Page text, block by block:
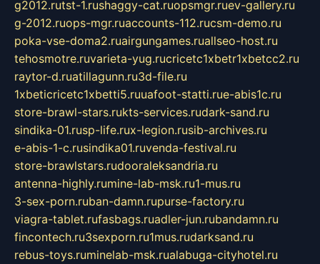
g2012.rutst-1.rushaggy-cat.ruopsmgr.ruev-gallery.ru
g-2012.ruops-mgr.ruaccounts-112.rucsm-demo.ru
poka-vse-doma2.ruairgungames.ruallseo-host.ru
tehosmotre.ruvarieta-yug.rucricetc1xbetr1xbetcc2.ru
raytor-d.ruatillagunn.ru3d-file.ru
1xbeticricetc1xbetti5.ruuafoot-statti.rue-abis1c.ru
store-brawl-stars.rukts-services.rudark-sand.ru
sindika-01.rusp-life.rux-legion.rusib-archives.ru
e-abis-1-c.rusindika01.ruvenda-festival.ru
store-brawlstars.rudooraleksandria.ru
antenna-highly.rumine-lab-msk.ru1-mus.ru
3-sex-porn.ruban-damn.rupurse-factory.ru
viagra-tablet.rufasbags.ruadler-jun.rubandamn.ru
fincontech.ru3sexporn.ru1mus.rudarksand.ru
rebus-toys.ruminelab-msk.rualabuga-cityhotel.ru